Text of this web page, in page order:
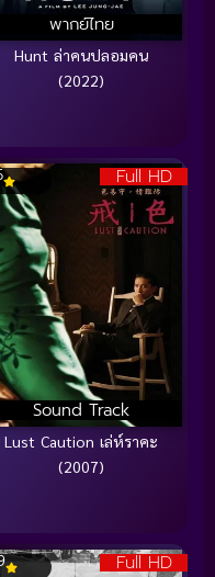
พากย์ไทย
Hunt ล่าคนปลอมคน
(2022)
Full HD
Sound Track
Lust Caution เล่ห์ราคะ
(2007)
Full HD